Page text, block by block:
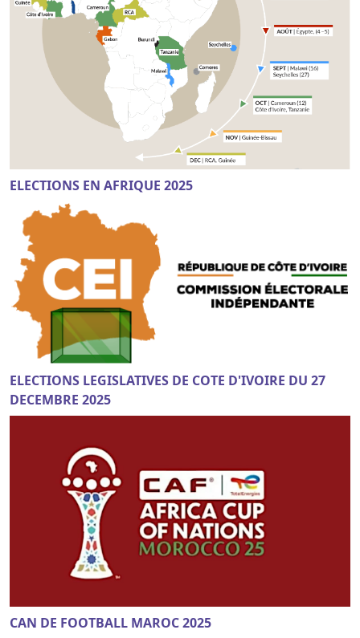
ELECTIONS EN AFRIQUE 2025
ELECTIONS LEGISLATIVES DE COTE D'IVOIRE DU 27
DECEMBRE 2025
CAN DE FOOTBALL MAROC 2025